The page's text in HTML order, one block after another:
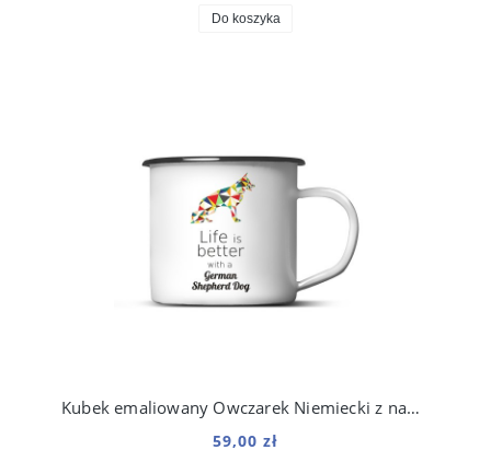
Do koszyka
Kubek emaliowany Owczarek Niemiecki z nadrukiem Origami Biały
59,00 zł